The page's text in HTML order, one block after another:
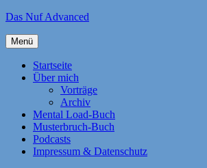
Zum
springen
Das Nuf Advanced
Menü
Startseite
Über mich
Vorträge
Archiv
Mental Load-Buch
Musterbruch-Buch
Podcasts
Impressum & Datenschutz